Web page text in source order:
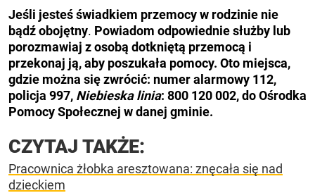
Jeśli jesteś świadkiem przemocy w rodzinie nie
bądź obojętny. Powiadom odpowiednie służby lub
porozmawiaj z osobą dotkniętą przemocą i
przekonaj ją, aby poszukała pomocy. Oto miejsca,
gdzie można się zwrócić: numer alarmowy 112,
policja 997, Niebieska linia: 800 120 002, do Ośrodka
Pomocy Społecznej w danej gminie.
CZYTAJ TAKŻE:
Pracownica żłobka aresztowana: znęcała się nad
dzieckiem